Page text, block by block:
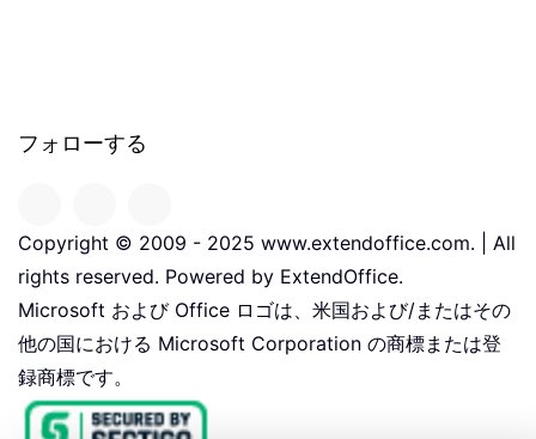
フォローする
Copyright © 2009 - 2025 www.extendoffice.com. | All
rights reserved. Powered by ExtendOffice.
Microsoft および Office ロゴは、米国および/またはその
他の国における Microsoft Corporation の商標または登
録商標です。